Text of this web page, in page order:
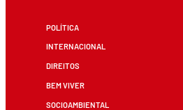
POLÍTICA
INTERNACIONAL
DIREITOS
BEM VIVER
SOCIOAMBIENTAL